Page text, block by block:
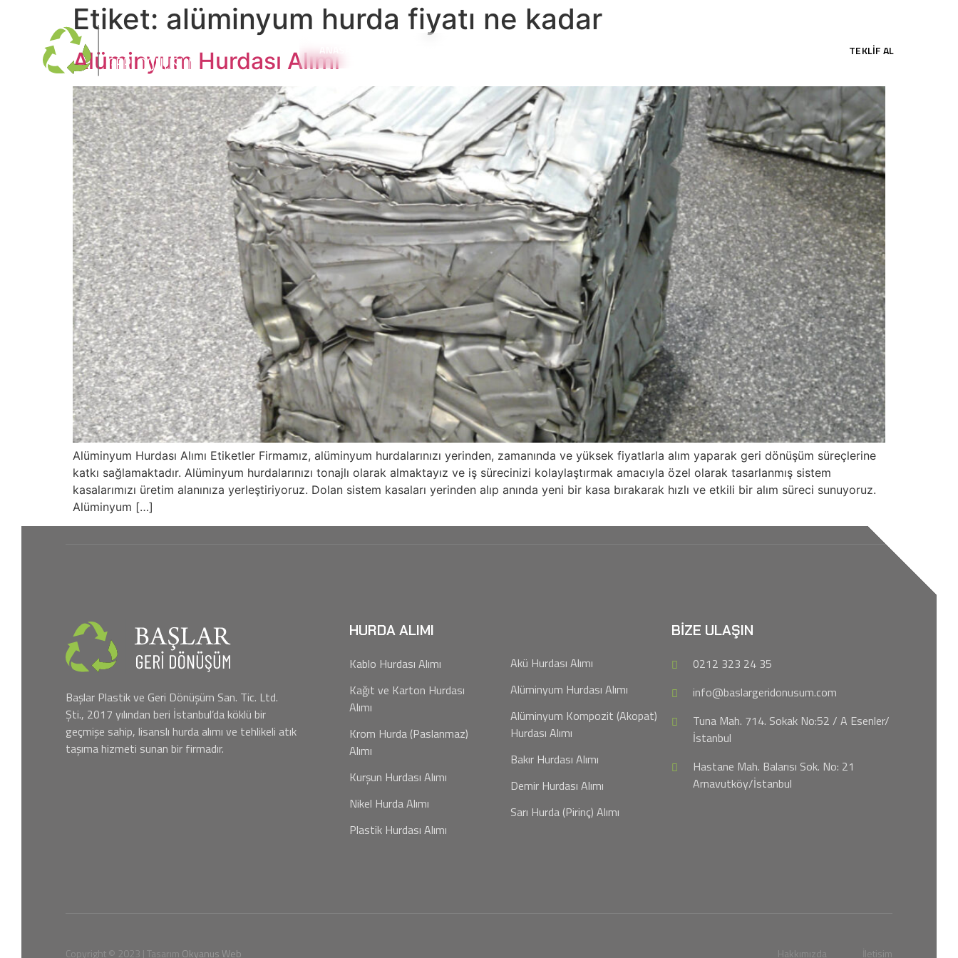
ANASAYFA TEKLIF AL
Etiket: alüminyum hurda fiyatı ne kadar
Alüminyum Hurdası Alımı
Alüminyum Hurdası Alımı Etiketler Firmamız, alüminyum hurdalarınızı yerinden, zamanında ve yüksek fiyatlarla alım yaparak geri dönüşüm süreçlerine
katkı sağlamaktadır. Alüminyum hurdalarınızı tonajlı olarak almaktayız ve iş sürecinizi kolaylaştırmak amacıyla özel olarak tasarlanmış sistem
kasalarımızı üretim alanınıza yerleştiriyoruz. Dolan sistem kasaları yerinden alıp anında yeni bir kasa bırakarak hızlı ve etkili bir alım süreci sunuyoruz.
Alüminyum […]
Başlar Plastik ve Geri Dönüşüm San. Tic. Ltd.
Şti., 2017 yılından beri İstanbul’da köklü bir
geçmişe sahip, lisanslı hurda alımı ve tehlikeli atık
taşıma hizmeti sunan bir firmadır.
HURDA ALIMI
Kablo Hurdası Alımı
Kağıt ve Karton Hurdası
Alımı
Krom Hurda (Paslanmaz)
Alımı
Kurşun Hurdası Alımı
Nikel Hurda Alımı
Plastik Hurdası Alımı
Akü Hurdası Alımı
Alüminyum Hurdası Alımı
Alüminyum Kompozit (Akopat)
Hurdası Alımı
Bakır Hurdası Alımı
Demir Hurdası Alımı
Sarı Hurda (Pirinç) Alımı
BIZE ULAŞIN
0212 323 24 35
info@baslargeridonusum.com
Tuna Mah. 714. Sokak No:52 / A Esenler/
İstanbul
Hastane Mah. Balarısı Sok. No: 21
Arnavutköy/İstanbul
Copyright © 2023 | Tasarım Okyanus Web Hakkımızda İletişim